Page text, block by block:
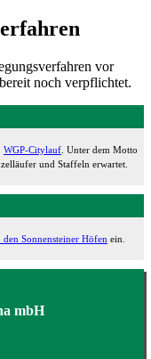
vor
noch verpflichtet.
WGP-Citylauf . Unter dem Motto
und Staffeln erwartet.
Sonnensteiner Höfen ein.
mbH